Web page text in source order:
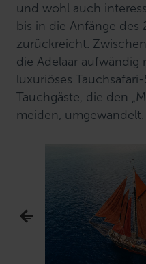
und wohl auch
bis in die Anfänge des
zurückreicht.
die Adelaar
luxuriöses
Tauchgäste, die den
meiden, umgewandelt.